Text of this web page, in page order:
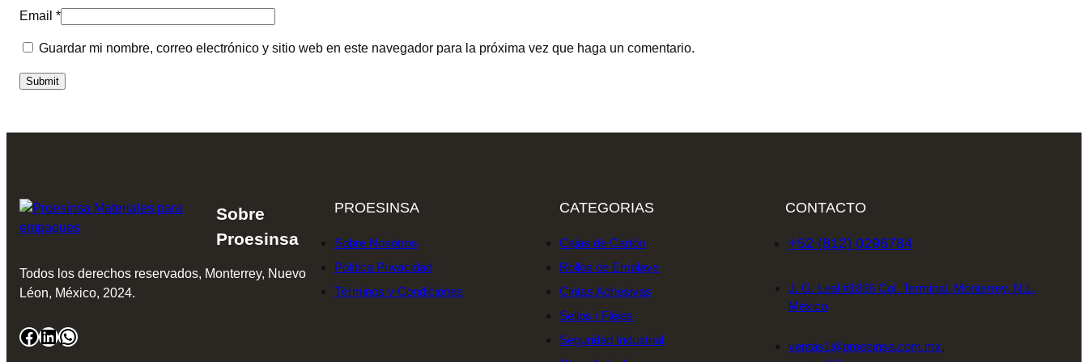
Email *
Guardar mi nombre, correo electrónico y sitio web en este navegador para la próxima vez que haga un comentario.
Sobre
Proesinsa
Todos los derechos reservados, Monterrey, Nuevo
Léon, México, 2024.
Facebook LinkedIn WhatsApp
PROESINSA
Sobre Nosotros
Política Privacidad
Términos y Condiciones
CATEGORIAS
Cajas de Cartón
Rollos de Emplaye
Cintas Adhesivas
Sellos / Flejes
Seguridad Industrial
CONTACTO
+52 (812) 0296784
J. G. Leal #1836 Col. Terminal, Monterrey, N.L.
México
ventas1@proesinsa.com.mx